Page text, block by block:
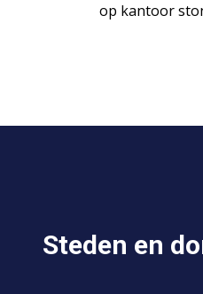
op kantoor
Steden en